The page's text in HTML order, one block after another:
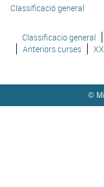
Classificació general
Classificacio general
Anteriors curses
©